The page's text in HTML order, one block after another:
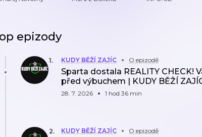
epizody
1. KUDY BĚŽÍ ZAJÍC O epizodě
Sparta dostala REALITY CHECK!
před výbuchem | KUDY BĚŽÍ
28. 7. 2026 1 hod 36 min
2. KUDY BĚŽÍ ZAJÍC O epizodě